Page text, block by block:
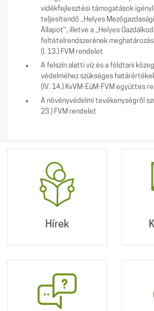
vidékfejlesztési támogatások
teljesítendő ,,Helyes
Állapot'', illetve a ,,Helyes
feltételrendszerének
(I. 13.) FVM rendelet
A felszín alatti víz és a földtani
védelméhez szükséges
(IV. 14.) KvVM-EüM-FVM együttes
A növényvédelmi tevékenységről
23.) FVM rendelet
Hírek
Hírek
Hibajelentés